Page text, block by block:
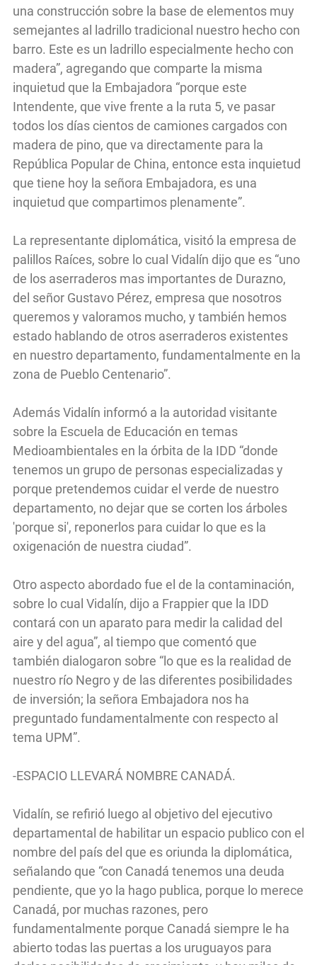
una construcción sobre la base de elementos muy
semejantes al ladrillo tradicional nuestro hecho con
barro. Este es un ladrillo especialmente hecho con
madera”, agregando que comparte la misma
inquietud que la Embajadora “porque este
Intendente, que vive frente a la ruta 5, ve pasar
todos los días cientos de camiones cargados con
madera de pino, que va directamente para la
República Popular de China, entonce esta inquietud
que tiene hoy la señora Embajadora, es una
inquietud que compartimos plenamente”.
La representante diplomática, visitó la empresa de
palillos Raíces, sobre lo cual Vidalín dijo que es “uno
de los aserraderos mas importantes de Durazno,
del señor Gustavo Pérez, empresa que nosotros
queremos y valoramos mucho, y también hemos
estado hablando de otros aserraderos existentes
en nuestro departamento, fundamentalmente en la
zona de Pueblo Centenario”.
Además Vidalín informó a la autoridad visitante
sobre la Escuela de Educación en temas
Medioambientales en la órbita de la IDD “donde
tenemos un grupo de personas especializadas y
porque pretendemos cuidar el verde de nuestro
departamento, no dejar que se corten los árboles
'porque si', reponerlos para cuidar lo que es la
oxigenación de nuestra ciudad”.
Otro aspecto abordado fue el de la contaminación,
sobre lo cual Vidalín, dijo a Frappier que la IDD
contará con un aparato para medir la calidad del
aire y del agua”, al tiempo que comentó que
también dialogaron sobre “lo que es la realidad de
nuestro río Negro y de las diferentes posibilidades
de inversión; la señora Embajadora nos ha
preguntado fundamentalmente con respecto al
tema UPM”.
-ESPACIO LLEVARÁ NOMBRE CANADÁ.
Vidalín, se refirió luego al objetivo del ejecutivo
departamental de habilitar un espacio publico con el
nombre del país del que es oriunda la diplomática,
señalando que “con Canadá tenemos una deuda
pendiente, que yo la hago publica, porque lo merece
Canadá, por muchas razones, pero
fundamentalmente porque Canadá siempre le ha
abierto todas las puertas a los uruguayos para